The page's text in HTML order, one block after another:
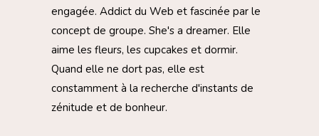
engagée. Addict du Web et fascinée par le
concept de groupe. She's a dreamer. Elle
aime les fleurs, les cupcakes et dormir.
Quand elle ne dort pas, elle est
constamment à la recherche d'instants de
zénitude et de bonheur.